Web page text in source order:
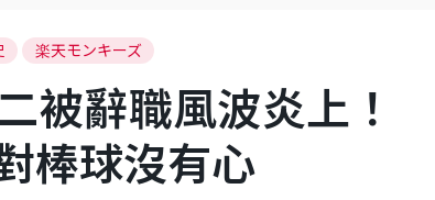
楽天モンキーズ
被辭職風波炎上
棒球沒有心